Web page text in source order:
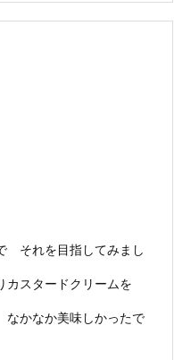
それを目指してみまし
スタードクリームを
かなか美味しかったで